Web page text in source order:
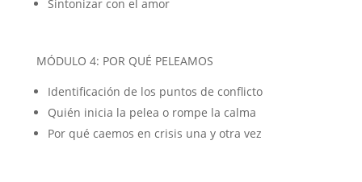
Sintonizar con el amor
MÓDULO 4: POR QUÉ PELEAMOS
Identificación de los puntos de conflicto
Quién inicia la pelea o rompe la calma
Por qué caemos en crisis una y otra vez